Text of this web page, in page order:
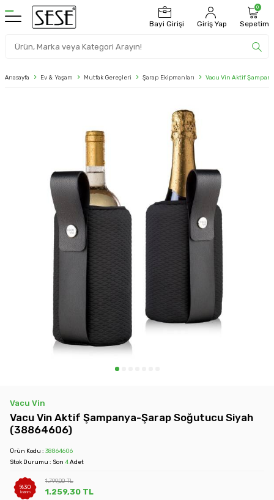
Bayi Girişi Giriş Yap
0
Sepetim
Anasayfa Ev & Yaşam Mutfak Gereçleri Şarap Ekipmanları Vacu Vin Aktif
Vacu Vin
Vacu Vin Aktif Şampanya-Şarap Soğutucu Siyah
(38864606)
Ürün Kodu : 38864606
Stok Durumu : Son 4Adet
%30
İndirim
1.799,00TL
1.259,30 TL